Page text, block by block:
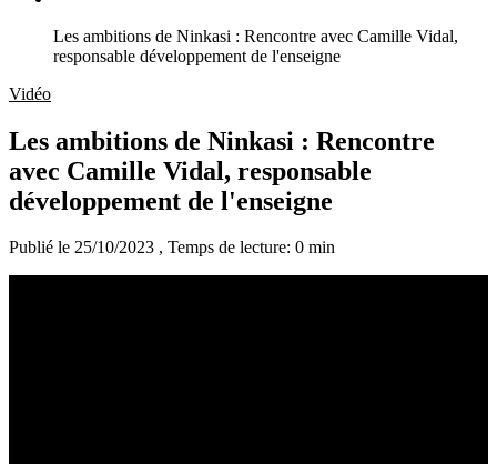
Les ambitions de Ninkasi : Rencontre avec Camille Vidal,
responsable développement de l'enseigne
Vidéo
Les ambitions de Ninkasi : Rencontre
avec Camille Vidal, responsable
développement de l'enseigne
Publié le 25/10/2023 , Temps de lecture: 0 min